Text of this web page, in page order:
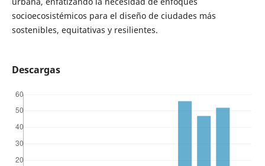
socioecosistémicos para el diseño de ciudades más
sostenibles, equitativas y resilientes.
Descargas